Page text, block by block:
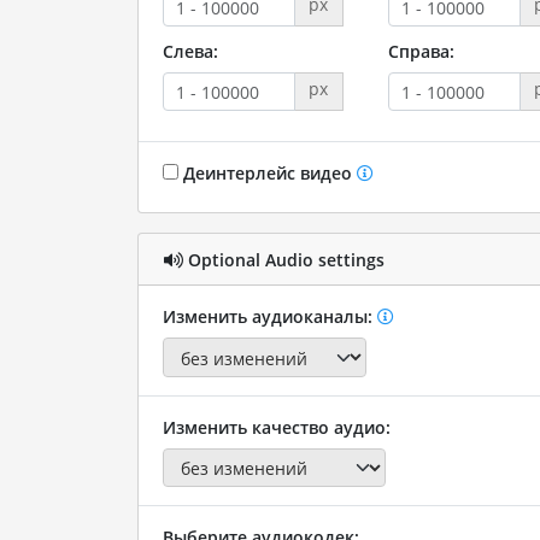
px
Слева:
px
Справа:
Деинтерлейс видео
Optional Audio settings
Изменить аудиоканалы:
Изменить качество аудио: